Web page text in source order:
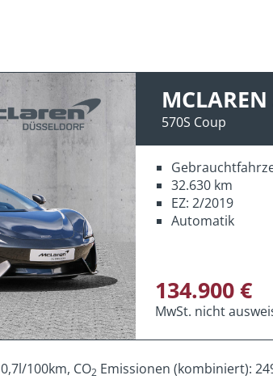
MCLAREN
570S Coup
32.630 km
EZ: 2/2019
Automatik
134.900 €
MwSt. nicht
100km, CO2 Emissionen (kombiniert):